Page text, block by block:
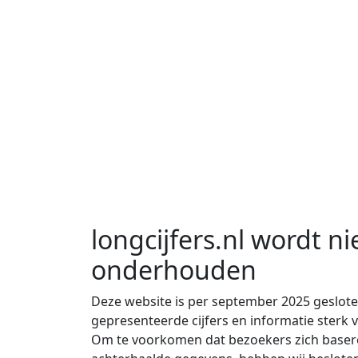
longcijfers.nl wordt
onderhouden
Deze website is per september 2025
gepresenteerde cijfers en informatie sterk
Om te voorkomen dat bezoekers zich